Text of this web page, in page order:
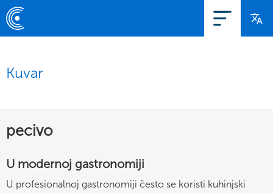
Kuvar
pecivo
U modernoj gastronomiji
U profesionalnoj gastronomiji često se koristi kuhinjski